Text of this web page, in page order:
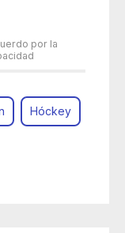
por la
Hóckey